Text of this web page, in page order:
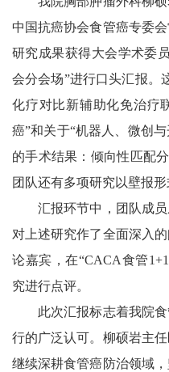
中国抗癌协会食管癌专委
研究成果获得大会学术委
会分会场”进行口头汇报。
化疗对比新辅助化免治疗
癌”和关于“机器人、微创
的手术结果：倾向性匹配
团队还有多项研究以壁报形
汇报环节中，团队成员
对上述研究作了全面深入
论嘉宾，在“CACA食管
究进行点评。
此次汇报标志着我院食
行的广泛认可。柳硕岩主
继续深耕食管癌防治领域